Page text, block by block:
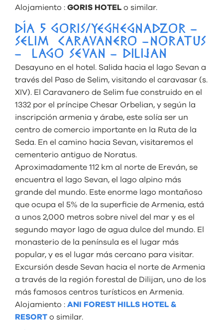
Alojamiento : GORIS HOTEL o similar.
DÍA 5 GORIS/YEGHEGNADZOR –
SELIM CARAVANERO –NORATUS
– LAGO SEVAN – DILIJAN
Desayuno en el hotel. Salida hacia el lago Sevan a
través del Paso de Selim, visitando el caravasar (s.
XIV). El Caravanero de Selim fue construido en el
1332 por el príncipe Chesar Orbelian, y según la
inscripción armenia y árabe, este solía ser un
centro de comercio importante en la Ruta de la
Seda. En el camino hacia Sevan, visitaremos el
cementerio antiguo de Noratus.
Aproximadamente 112 km al norte de Ereván, se
encuentra el lago Sevan, el lago alpino más
grande del mundo. Este enorme lago montañoso
que ocupa el 5% de la superficie de Armenia, está
a unos 2,000 metros sobre nivel del mar y es el
segundo mayor lago de agua dulce del mundo. El
monasterio de la península es el lugar más
popular, y es el lugar más cercano para visitar.
Excursión desde Sevan hacia el norte de Armenia
a través de la región forestal de Dilijan, uno de los
más famosos centros turísticos en Armenia.
Alojamiento : ANI FOREST HILLS HOTEL &
RESORT o similar.